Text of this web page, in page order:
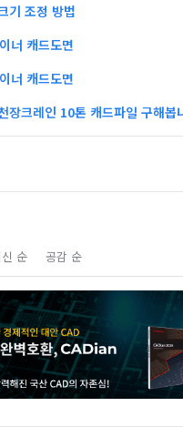
기 조정 방법
너 캐드도면
너 캐드도면
장크레인 10톤 캐드파일 구해봅
순 공감 순